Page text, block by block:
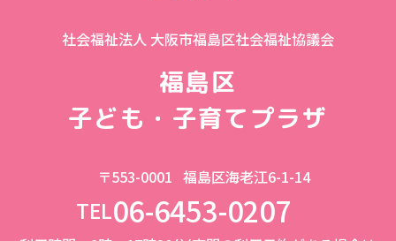
社会福祉法人 大阪市福島区社会福祉協議会
福島区
子ども・子育てプラザ
〒553-0001 福島区海老江6-1-14
TEL06-6453-0207